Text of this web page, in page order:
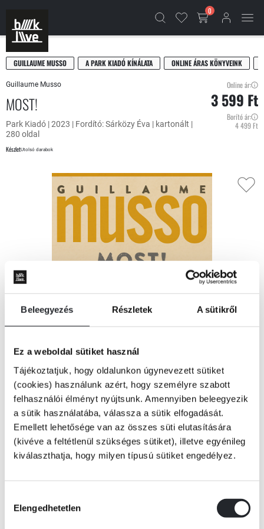
Beleegyezés Részletek A sütikről
Ez a weboldal sütiket használ
Tájékoztatjuk, hogy oldalunkon úgynevezett sütiket
(cookies) használunk azért, hogy személyre szabott
felhasználói élményt nyújtsunk. Amennyiben beleegyezik
a sütik használatába, válassza a sütik elfogadását.
Emellett lehetősége van az összes süti elutasítására
(kivéve a feltétlenül szükséges sütiket), illetve egyénileg
kiválaszthatja, hogy milyen típusú sütiket engedélyez.
kiválasztása
Elengedhetetlen
0
GUILLAUME MUSSO A PARK KIADÓ KÍNÁLATA ONLINE ÁRAS KÖNYVEINK
Guillaume Musso
MOST!
Park Kiadó | 2023 | Fordító: Sárközy Éva | kartonált |
280 oldal
KészletUtolsó darabok
Online ár:
3 599 Ft
Borító ár:
4 499 Ft